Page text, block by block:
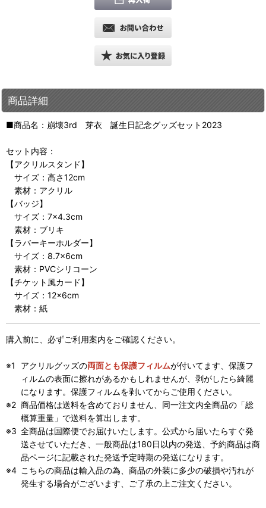
商品詳細
■商品名：崩壊3rd 芽衣 誕生日記念グッズセット2023
セット内容：
【アクリルスタンド】
サイズ：高さ12cm
素材：アクリル
【バッジ】
サイズ：7×4.3cm
素材：ブリキ
【ラバーキーホルダー】
サイズ：8.7×6cm
素材：PVCシリコーン
【チケット風カード】
サイズ：12×6cm
素材：紙
購入前に、必ずご利用案内をご確認ください。
アクリルグッズの両面とも保護フィルムが付いてます、保護フ
ィルムの表面に擦れがあるかもしれませんが、剥がしたら綺麗
になります。保護フィルムを剥いてからご使用ください。
商品価格は送料を含めておりません、同一注文内全商品の「総
概算重量」で送料を算出します。
全商品は国際便でお届けいたします。公式から届いたらすぐ発
送させていただき、一般商品は180日以内の発送、予約商品は商
品ページに記載された発送予定時期の発送になります。
こちらの商品は輸入品の為、商品の外装に多少の破損や汚れが
発生する場合がございます、ご了承の上ご注文ください。